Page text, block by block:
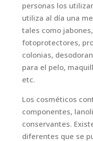
personas los
utiliza al día una
tales como
fotoprotectores,
colonias,
para el pelo,
etc.
Los cosméticos
componentes,
conservantes.
diferentes que se